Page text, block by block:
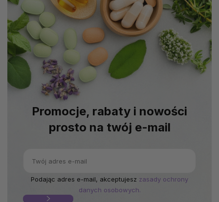
Promocje, rabaty i nowości
prosto na twój e-mail
Podając adres e-mail, akceptujesz zasady ochrony
danych osobowych.